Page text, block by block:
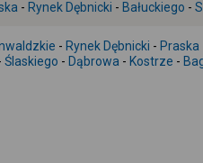
- Rynek Dębnicki - Bałuckiego -
- Rynek Dębnicki - Praska
Ślaskiego - Dąbrowa - Kostrze -